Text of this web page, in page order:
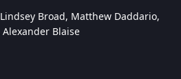
Lindsey Broad Matthew Daddario
Alexander Blaise